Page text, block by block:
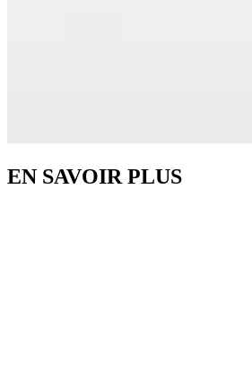
EN SAVOIR PLUS